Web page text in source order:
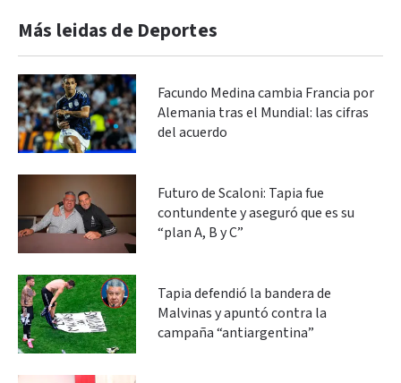
Más leidas de Deportes
Facundo Medina cambia Francia por
Alemania tras el Mundial: las cifras
del acuerdo
Futuro de Scaloni: Tapia fue
contundente y aseguró que es su
“plan A, B y C”
Tapia defendió la bandera de
Malvinas y apuntó contra la
campaña “antiargentina”